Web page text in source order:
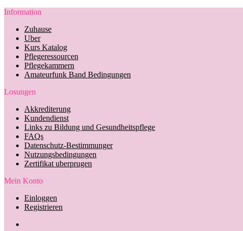
Information
Zuhause
Uber
Kurs Katalog
Pflegeressourcen
Pflegekammern
Amateurfunk Band Bedingungen
Losungen
Akkrediterung
Kundendienst
Links zu Bildung und Gesundheitspflege
FAQs
Datenschutz-Bestimmunger
Nutzungsbedingungen
Zertifikat uberprugen
Mein Konto
Einloggen
Registrieren